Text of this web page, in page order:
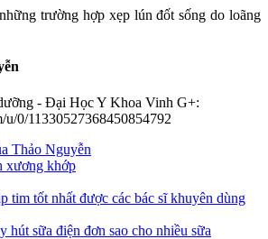
trường hợp xẹp lún đốt sống do loãng
- Đại Học Y Khoa Vinh G+:
u/0/11330527368450854792
Thảo Nguyễn
xương khớp
tim tốt nhất được các bác sĩ khuyên dùng
hút sữa điện đơn sao cho nhiều sữa